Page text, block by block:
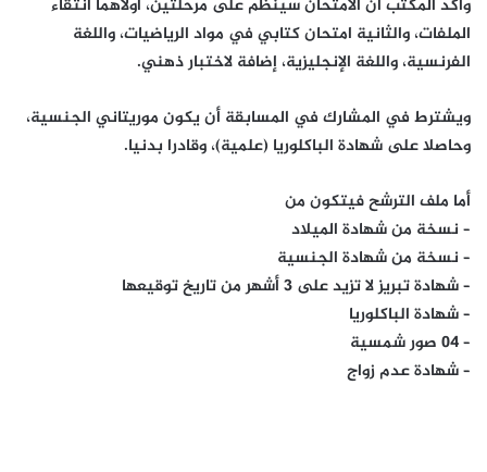
وأكد المكتب أن الامتحان سينظم على مرحلتين، أولاهما انتقاء
الملفات، والثانية امتحان كتابي في مواد الرياضيات، واللغة
الفرنسية، واللغة الإنجليزية، إضافة لاختبار ذهني.
ويشترط في المشارك في المسابقة أن يكون موريتاني الجنسية،
وحاصلا على شهادة الباكلوريا (علمية)، وقادرا بدنيا.
أما ملف الترشح فيتكون من
– نسخة من شهادة الميلاد
– نسخة من شهادة الجنسية
– شهادة تبريز لا تزيد على 3 أشهر من تاريخ توقيعها
– شهادة الباكلوريا
– 04 صور شمسية
– شهادة عدم زواج